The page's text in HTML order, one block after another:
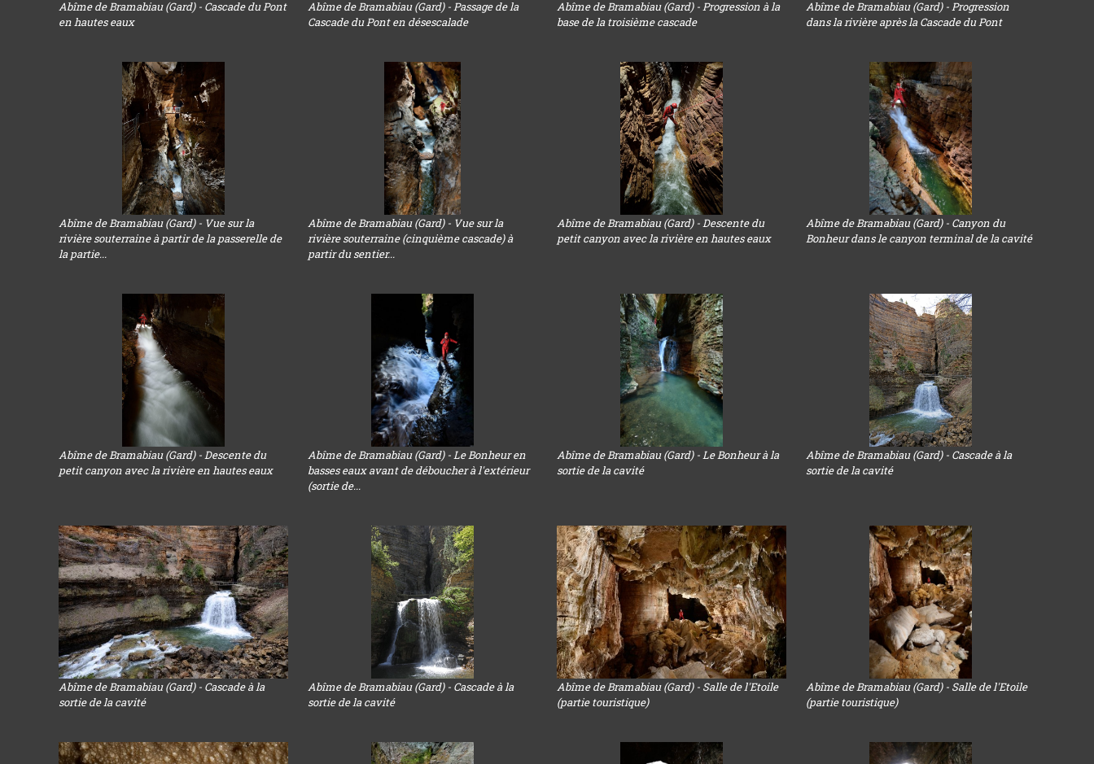
Abîme de Bramabiau (Gard) - Cascade du Pont
en hautes eaux
Abîme de Bramabiau (Gard) - Passage de la
Cascade du Pont en désescalade
Abîme de Bramabiau (Gard) - Progression à la
base de la troisième cascade
Abîme de Bramabiau (Gard) - Progression
dans la rivière après la Cascade du Pont
Abîme de Bramabiau (Gard) - Vue sur la
rivière souterraine à partir de la passerelle de
la partie...
Abîme de Bramabiau (Gard) - Vue sur la
rivière souterraine (cinquième cascade) à
partir du sentier...
Abîme de Bramabiau (Gard) - Descente du
petit canyon avec la rivière en hautes eaux
Abîme de Bramabiau (Gard) - Canyon du
Bonheur dans le canyon terminal de la cavité
Abîme de Bramabiau (Gard) - Descente du
petit canyon avec la rivière en hautes eaux
Abîme de Bramabiau (Gard) - Le Bonheur en
basses eaux avant de déboucher à l'extérieur
(sortie de...
Abîme de Bramabiau (Gard) - Le Bonheur à la
sortie de la cavité
Abîme de Bramabiau (Gard) - Cascade à la
sortie de la cavité
Abîme de Bramabiau (Gard) - Cascade à la
sortie de la cavité
Abîme de Bramabiau (Gard) - Cascade à la
sortie de la cavité
Abîme de Bramabiau (Gard) - Salle de l'Etoile
(partie touristique)
Abîme de Bramabiau (Gard) - Salle de l'Etoile
(partie touristique)